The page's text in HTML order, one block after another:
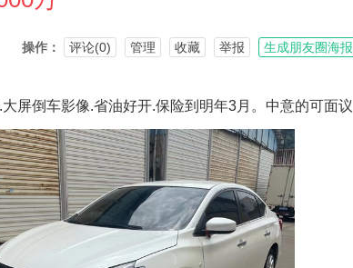
操作： 评论(0) 管理 收藏 举报 生成朋友圈海报
屏倒车影像.省油好开.保险到明年3月。中意的可面议